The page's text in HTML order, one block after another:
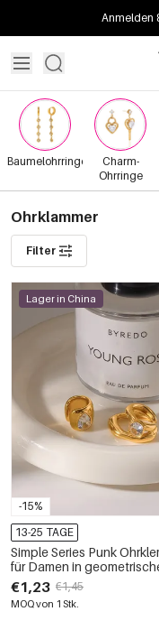
Anmelden
Baumelohrringe
Charm-
Ohrringe
Ohrklammer
Filter
-15%
Lager in China
13-25 TAGE
Simple Series Punk
für Damen in
Form, aus wasserdichtem
Edelstahl, goldfarben mit
Strasssteinen
€1,23 €1,45
MOQ von 1 Stk.